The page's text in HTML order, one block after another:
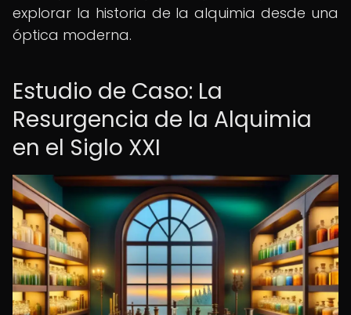
explorar la historia de la alquimia desde una
óptica moderna.
Estudio de Caso: La
Resurgencia de la Alquimia
en el Siglo XXI